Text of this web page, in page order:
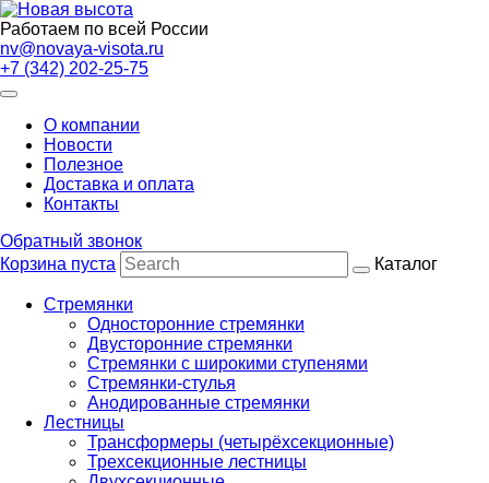
Работаем по всей России
nv@novaya-visota.ru
+7 (342) 202-25-75
О компании
Новости
Полезное
Доставка и оплата
Контакты
Обратный звонок
Корзина пуста
Каталог
Стремянки
Односторонние стремянки
Двусторонние стремянки
Стремянки с широкими ступенями
Стремянки-стулья
Анодированные стремянки
Лестницы
Трансформеры (четырёхсекционные)
Трехсекционные лестницы